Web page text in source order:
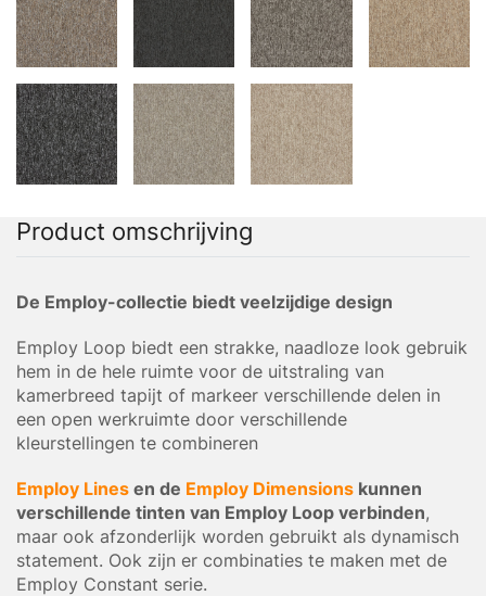
Product omschrijving
De Employ-collectie biedt veelzijdige design
Employ Loop biedt een strakke, naadloze look gebruik
hem in de hele ruimte voor de uitstraling van
kamerbreed tapijt of markeer verschillende delen in
een open werkruimte door verschillende
kleurstellingen te combineren
Employ Lines en de Employ Dimensions kunnen
verschillende tinten van Employ Loop verbinden,
maar ook afzonderlijk worden gebruikt als dynamisch
statement. Ook zijn er combinaties te maken met de
Employ Constant serie.